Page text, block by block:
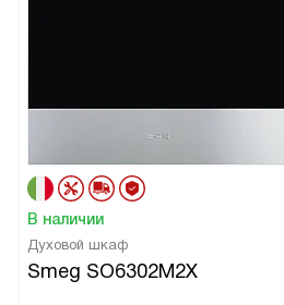
В наличии
Духовой шкаф
Smeg SO6302M2X